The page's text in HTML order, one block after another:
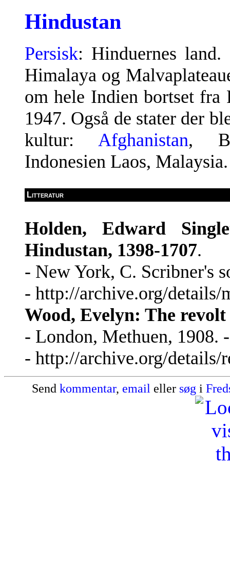
Hindustan
Persisk: Hinduernes
Himalaya og
om hele Indien bortset
1947. Også de stater der
kultur: Afghanistan,
Indonesien Laos,
Litteratur
Holden, Edward
Hindustan, 1398-1707.
- New York, C. Scribner's
- http://archive.org/details/
Wood, Evelyn: The
- London, Methuen, 1908.
- http://archive.org/
Send kommentar, email eller søg i